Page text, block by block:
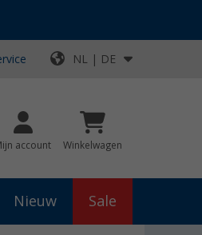
NL | DE
account Winkelwagen
Nieuw Sale